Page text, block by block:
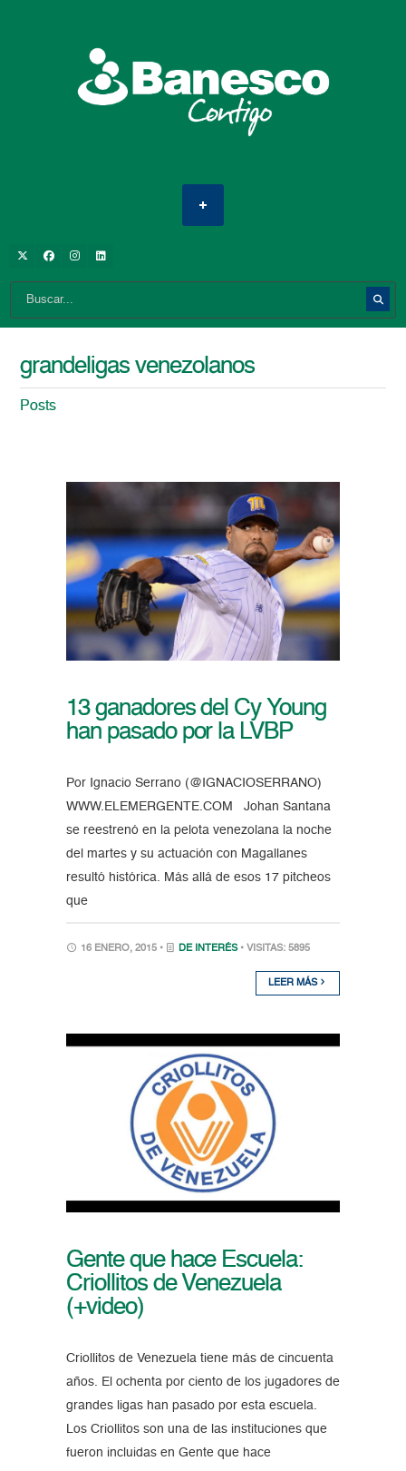
grandeligas venezolanos
Posts
13 ganadores del Cy Young
han pasado por la LVBP
Por Ignacio Serrano (@IGNACIOSERRANO)
WWW.ELEMERGENTE.COM Johan Santana
se reestrenó en la pelota venezolana la noche
del martes y su actuación con Magallanes
resultó histórica. Más allá de esos 17 pitcheos
que
16 ENERO, 2015 • DE INTERÉS • VISITAS: 5895
LEER MÁS
Gente que hace Escuela:
Criollitos de Venezuela
(+video)
Criollitos de Venezuela tiene más de cincuenta
años. El ochenta por ciento de los jugadores de
grandes ligas han pasado por esta escuela.
Los Criollitos son una de las instituciones que
fueron incluidas en Gente que hace